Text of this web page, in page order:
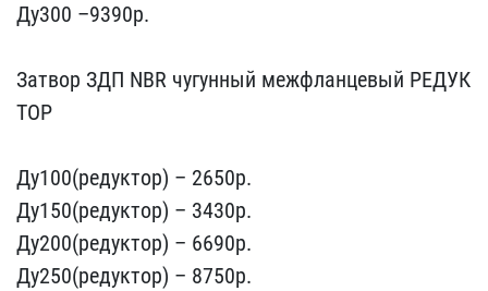
Ду300 –93​90р.
Затвор ЗДП NBR чуг​унный межфланцевый РЕДУК​
ТОР
Ду100(редуктор) – 2​650р.
Ду150(редуктор) – ​3430р.
Ду200(редуктор) –​ 6690p.
Ду250(редуктор) ​– 8750p.